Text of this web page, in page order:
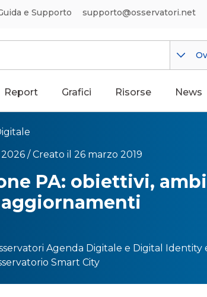
e Supporto supporto@osservatori.net
Report Grafici Risorse News
/ Creato il 26 marzo 2019
PA: obiettivi,
Agenda Digital e e Digital Identity
Smart City